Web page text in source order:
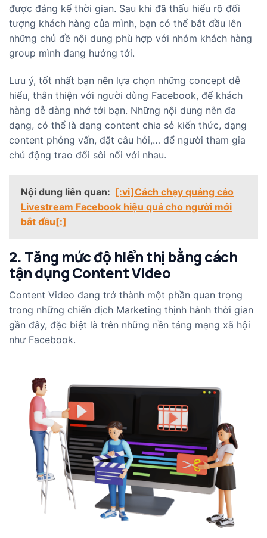
được đáng kể thời gian. Sau khi đã thấu hiểu rõ đối
tượng khách hàng của mình, bạn có thể bắt đầu lên
những chủ đề nội dung phù hợp với nhóm khách hàng
group mình đang hướng tới.
Lưu ý, tốt nhất bạn nên lựa chọn những concept dễ
hiểu, thân thiện với người dùng Facebook, để khách
hàng dễ dàng nhớ tới bạn. Những nội dung nên đa
dạng, có thể là dạng content chia sẻ kiến thức, dạng
content phỏng vấn, đặt câu hỏi,… để người tham gia
chủ động trao đổi sôi nổi với nhau.
Nội dung liên quan: [:vi]Cách chạy quảng cáo
Livestream Facebook hiệu quả cho người mới
bắt đầu[:]
2. Tăng mức độ hiển thị bằng cách
tận dụng Content Video
Content Video đang trở thành một phần quan trọng
trong những chiến dịch Marketing thịnh hành thời gian
gần đây, đặc biệt là trên những nền tảng mạng xã hội
như Facebook.